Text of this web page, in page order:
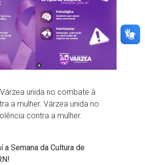
unida no combate à
a mulher. Várzea unida no
contra a mulher.
a Semana da Cultura de